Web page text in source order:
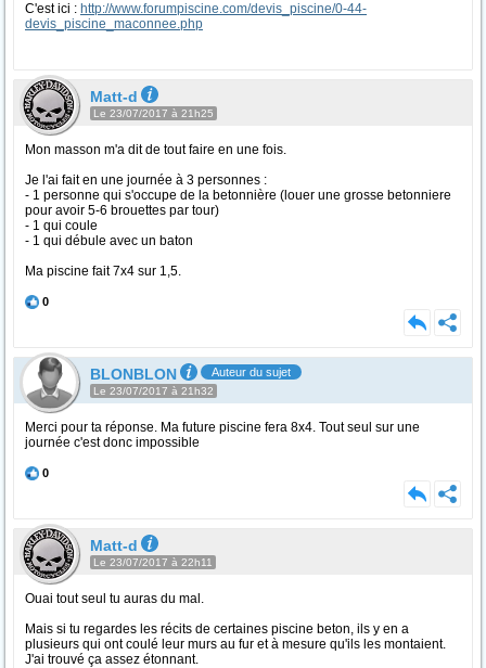
C'est ici : http://www.forumpiscine.com/devis_piscine/0-44-
devis_piscine_maconnee.php
Matt-d
Le 23/07/2017 à 21h25
Mon masson m'a dit de tout faire en une fois.
Je l'ai fait en une journée à 3 personnes :
- 1 personne qui s'occupe de la betonnière (louer une grosse betonniere
pour avoir 5-6 brouettes par tour)
- 1 qui coule
- 1 qui débule avec un baton
Ma piscine fait 7x4 sur 1,5.
0
BLONBLON Auteur du sujet
Le 23/07/2017 à 21h32
Merci pour ta réponse. Ma future piscine fera 8x4. Tout seul sur une
journée c'est donc impossible
0
Matt-d
Le 23/07/2017 à 22h11
Ouai tout seul tu auras du mal.
Mais si tu regardes les récits de certaines piscine beton, ils y en a
plusieurs qui ont coulé leur murs au fur et à mesure qu'ils les montaient.
J'ai trouvé ça assez étonnant.